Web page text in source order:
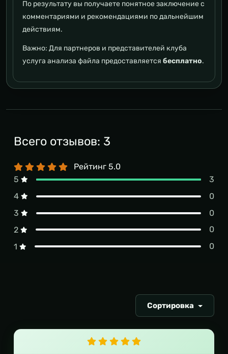
По результату вы получаете понятное заключение с
комментариями и рекомендациями по дальнейшим
действиям.
Важно: Для партнеров и представителей клуба
услуга анализа файла предоставляется бесплатно.
Всего отзывов: 3
Рейтинг 5.0
5
3
4
0
3
0
2
0
1
0
Сортировка